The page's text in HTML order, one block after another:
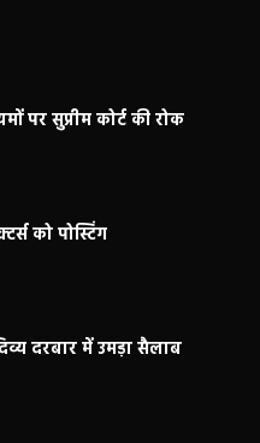
पर सुप्रीम कोर्ट की रोक
को पोस्टिंग
दरबार में उमड़ा सैलाब